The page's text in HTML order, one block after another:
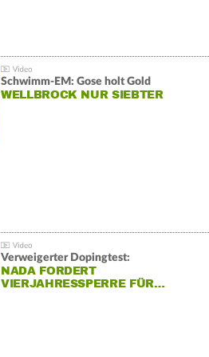
Schwimm-EM: Gose holt Gold
WELLBROCK NUR SIEBTER
Verweigerter Dopingtest:
NADA FORDERT
VIERJAHRESSPERRE FÜR…